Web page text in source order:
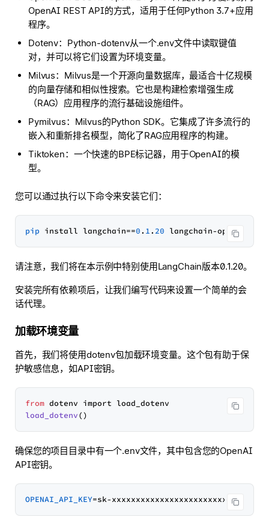
OpenAI REST API的方式，适用于任何Python 3.7+应用
程序。
Dotenv：Python-dotenv从一个.env文件中读取键值
对，并可以将它们设置为环境变量。
Milvus：Milvus是一个开源向量数据库，最适合十亿规模
的向量存储和相似性搜索。它也是构建检索增强生成
（RAG）应用程序的流行基础设施组件。
Pymilvus：Milvus的Python SDK。它集成了许多流行的
嵌入和重新排名模型，简化了RAG应用程序的构建。
Tiktoken：一个快速的BPE标记器，用于OpenAI的模
型。
您可以通过执行以下命令来安装它们：
pip install langchain==0. 1. 20
请注意，我们将在本示例中特别使用LangChain版本0.1.20。
安装完所有依赖项后，让我们编写代码来设置一个简单的会
话代理。
加载环境变量
首先，我们将使用dotenv包加载环境变量。这个包有助于保
护敏感信息，如API密钥。
from
load_dotenv
确保您的项目目录中有一个.env文件，其中包含您的OpenAI
API密钥。
OPENAI_API_KEY